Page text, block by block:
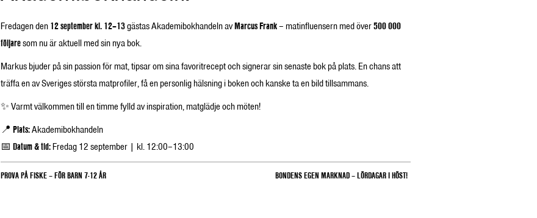
Fredagen den12 september kl. 12–13gästas Akademibokhandeln avMarcus Frank– matinfluensern med över500 000
följaresom nu är aktuell med sin nya bok.
Markus bjuder på sin passion för mat, tipsar om sina favoritrecept och signerar sin senaste bok på plats. En chans att
träffa en av Sveriges största matprofiler, få en personlig hälsning i boken och kanske ta en bild tillsammans.
✨ Varmt välkommen till en timme fylld av inspiration, matglädje och möten!
📍 Plats:Akademibokhandeln
📅 Datum & tid:Fredag 12 september | kl. 12:00–13:00
PROVA PÅ FISKE – FÖR BARN 7-12 ÅR BONDENS EGEN MARKNAD – LÖRDAGAR I HÖST!